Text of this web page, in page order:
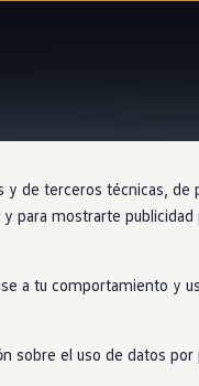
de terceros técnicas, de
para mostrarte publicidad
a tu comportamiento y
sobre el uso de datos